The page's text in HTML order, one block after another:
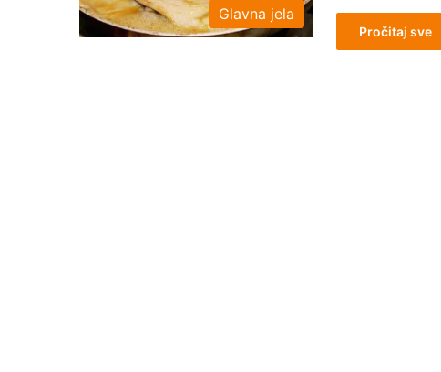
Glavna jela
Pročitaj sve